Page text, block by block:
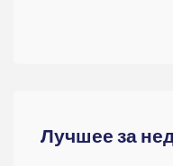
Лучшее за